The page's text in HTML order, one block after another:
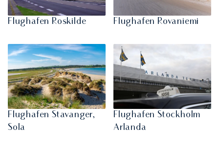
Flughafen Roskilde Flughafen Rovaniemi
Flughafen Stavanger,
Sola
Flughafen Stockholm
Arlanda